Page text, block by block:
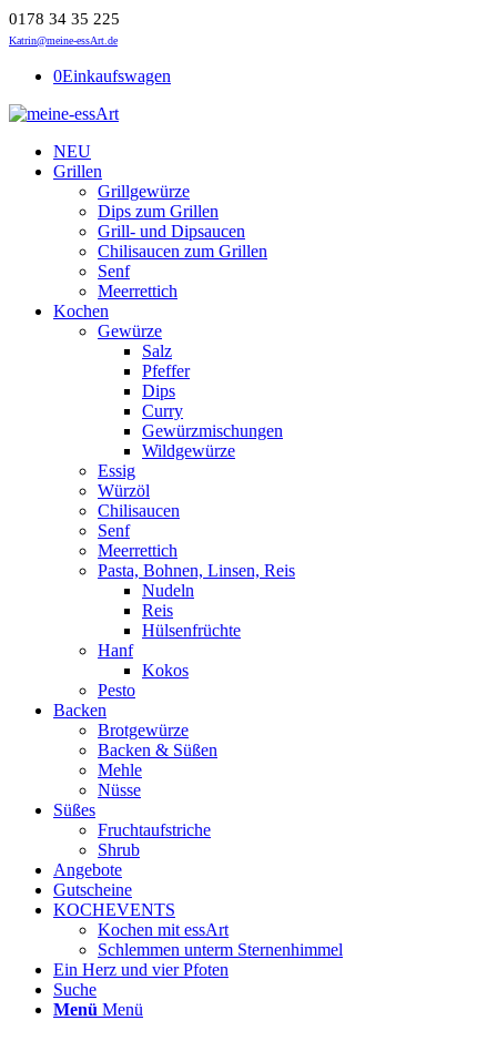
0178 34 35 225
Katrin@meine-essArt.de
0Einkaufswagen
NEU
Grillen
Grillgewürze
Dips zum Grillen
Grill- und Dipsaucen
Chilisaucen zum Grillen
Senf
Meerrettich
Kochen
Gewürze
Salz
Pfeffer
Dips
Curry
Gewürzmischungen
Wildgewürze
Essig
Würzöl
Chilisaucen
Senf
Meerrettich
Pasta, Bohnen, Linsen, Reis
Nudeln
Reis
Hülsenfrüchte
Hanf
Kokos
Pesto
Backen
Brotgewürze
Backen & Süßen
Mehle
Nüsse
Süßes
Fruchtaufstriche
Shrub
Angebote
Gutscheine
KOCHEVENTS
Kochen mit essArt
Schlemmen unterm Sternenhimmel
Ein Herz und vier Pfoten
Suche
Menü Menü